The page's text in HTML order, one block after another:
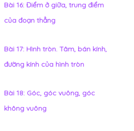
Bài 16: Điểm ở giữa, trung điểm
của đoạn thẳng
Bài 17: Hình tròn. Tâm, bán kính,
đường kính của hình tròn
Bài 18: Góc, góc vuông, góc
không vuông